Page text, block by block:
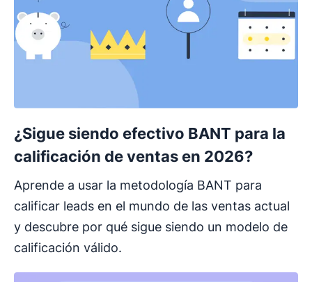
¿Sigue siendo efectivo BANT para la
calificación de ventas en 2026?
Aprende a usar la metodología BANT para
calificar leads en el mundo de las ventas actual
y descubre por qué sigue siendo un modelo de
calificación válido.